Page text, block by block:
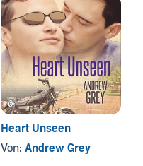
Heart Unseen
Von: Andrew Grey